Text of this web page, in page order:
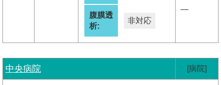
腹膜透
析:
非対応
―
中央病院 [病院]